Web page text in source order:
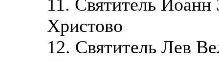
11. Святитель Иоанн
Христово
12. Святитель Лев